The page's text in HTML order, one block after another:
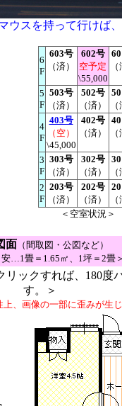
ウスを持って行けば
6
F
603号
（済）
602号
空予定
\55,000
5
F
503号
（済）
502号
（済）
4
F
403号
（空）
\45,000
402号
（済）
3
F
303号
（済）
302号
（済）
2
F
203号
（済）
202号
（済）
＜空室状況＞
面 （間取図・公図など）
安…1畳＝1.65㎡、1坪＝2畳
リックすれば、180度
す。＞
、画像の一部に歪みが生